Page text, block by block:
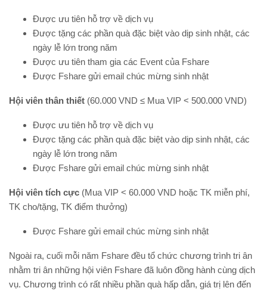
Được ưu tiên hỗ trợ về dịch vụ
Được tặng các phần quà đặc biệt vào dịp sinh nhật, các
ngày lễ lớn trong năm
Được ưu tiên tham gia các Event của Fshare
Được Fshare gửi email chúc mừng sinh nhật
Hội viên thân thiết (60.000 VND ≤ Mua VIP < 500.000 VND)
Được ưu tiên hỗ trợ về dịch vụ
Được tặng các phần quà đặc biệt vào dịp sinh nhật, các
ngày lễ lớn trong năm
Được Fshare gửi email chúc mừng sinh nhật
Hội viên tích cực (Mua VIP < 60.000 VND hoặc TK miễn phí,
TK cho/tặng, TK điểm thưởng)
Được Fshare gửi email chúc mừng sinh nhật
Ngoài ra, cuối mỗi năm Fshare đều tổ chức chương trình tri ân
nhằm tri ân những hội viên Fshare đã luôn đồng hành cùng dịch
vụ. Chương trình có rất nhiều phần quà hấp dẫn, giá trị lên đến